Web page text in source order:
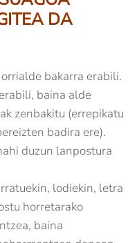
DA
bakarra erabili.
baina alde
zenbakitu (errepikatu
badira ere).
duzun lanpostura
lodiekin, letra
horretarako
baina